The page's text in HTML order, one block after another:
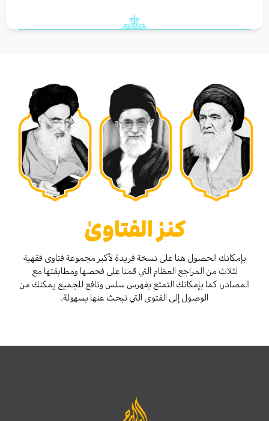
كنز الفتاوىٰ
بإمكانك الحصول هنا على نسخة فريدة لأكبر مجموعة فتاوى فقهية
لثلاث من المراجع العظام التي قمنا على فحصها ومطابقتها مع
المصادر، كما بإمكانك التمتع بفهرس سلس ونافع للجميع يمكنك من
الوصول إلى الفتوى التي تبحث عنها بسهولة.